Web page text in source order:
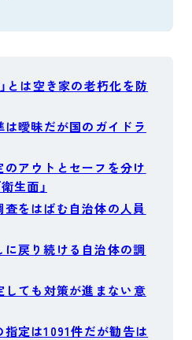
とは空き家の老朽化を防
曖昧だが国のガイドラ
アウトとセーフを分け
生面」
をはばむ自治体の人員
戻り続ける自治体の調
ても対策が進まない意
定は1091件だが勧告は